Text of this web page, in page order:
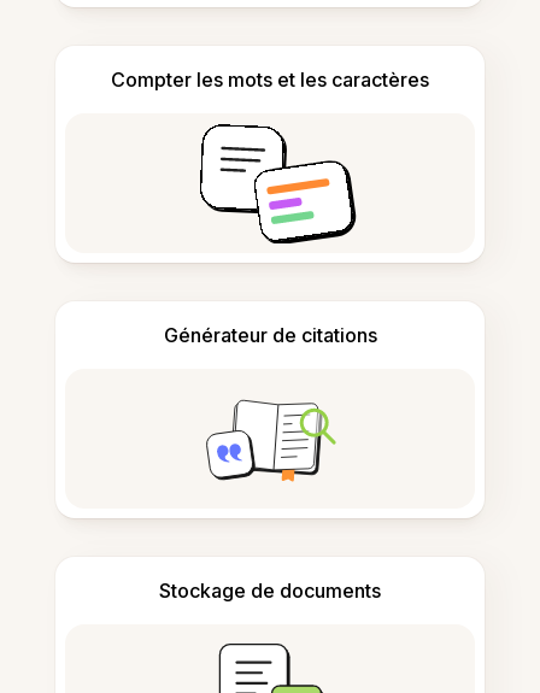
Compter les mots et les caractères
Générateur de citations
Stockage de documents